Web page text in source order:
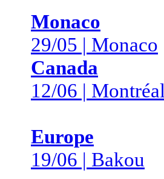
Monaco
29/05 | Monaco
Canada
12/06 | Montréal
Europe
19/06 | Bakou